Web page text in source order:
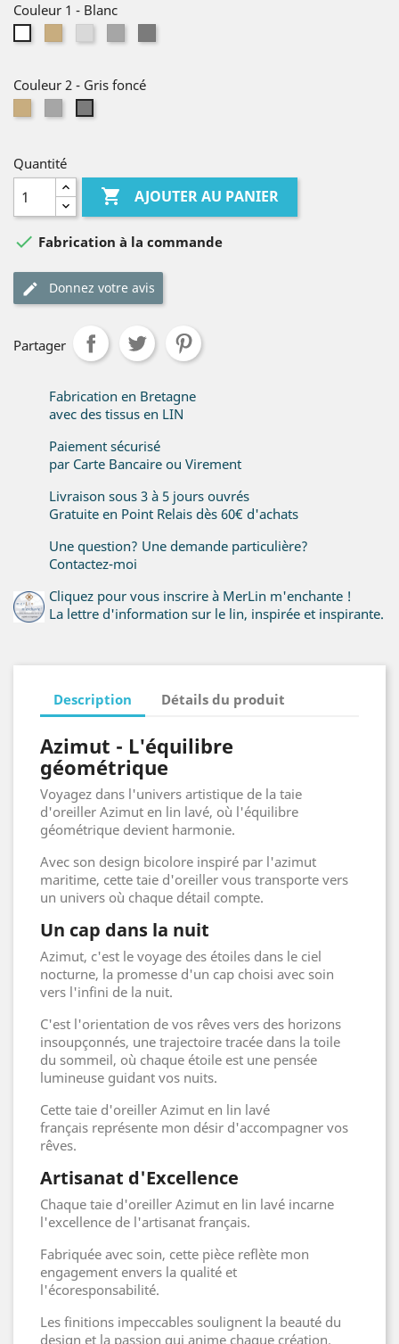
Couleur 1 - Blanc
Couleur 2 - Gris foncé
Quantité
 AJOUTER AU PANIER
 Fabrication à la commande
Donnez votre avis
Partager
Fabrication en Bretagne
avec des tissus en LIN
Paiement sécurisé
par Carte Bancaire ou Virement
Livraison sous 3 à 5 jours ouvrés
Gratuite en Point Relais dès 60€ d'achats
Une question? Une demande particulière?
Contactez-moi
Cliquez pour vous inscrire à MerLin m'enchante !
La lettre d'information sur le lin, inspirée et inspirante.
Description Détails du produit
Azimut - L'équilibre
géométrique
Voyagez dans l'univers artistique de la taie
d'oreiller Azimut en lin lavé, où l'équilibre
géométrique devient harmonie.
Avec son design bicolore inspiré par l'azimut
maritime, cette taie d'oreiller vous transporte vers
un univers où chaque détail compte.
Un cap dans la nuit
Azimut, c'est le voyage des étoiles dans le ciel
nocturne, la promesse d'un cap choisi avec soin
vers l'infini de la nuit.
C'est l'orientation de vos rêves vers des horizons
insoupçonnés, une trajectoire tracée dans la toile
du sommeil, où chaque étoile est une pensée
lumineuse guidant vos nuits.
Cette taie d'oreiller Azimut en lin lavé
français représente mon désir d'accompagner vos
rêves.
Artisanat d'Excellence
Chaque taie d'oreiller Azimut en lin lavé incarne
l'excellence de l'artisanat français.
Fabriquée avec soin, cette pièce reflète mon
engagement envers la qualité et
l'écoresponsabilité.
Les finitions impeccables soulignent la beauté du
design et la passion qui anime chaque création.